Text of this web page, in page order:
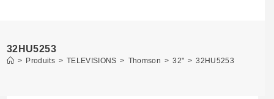
32HU5253
> Produits > TELEVISIONS > Thomson > 32" > 32HU5253